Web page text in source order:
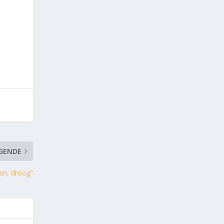
droog”